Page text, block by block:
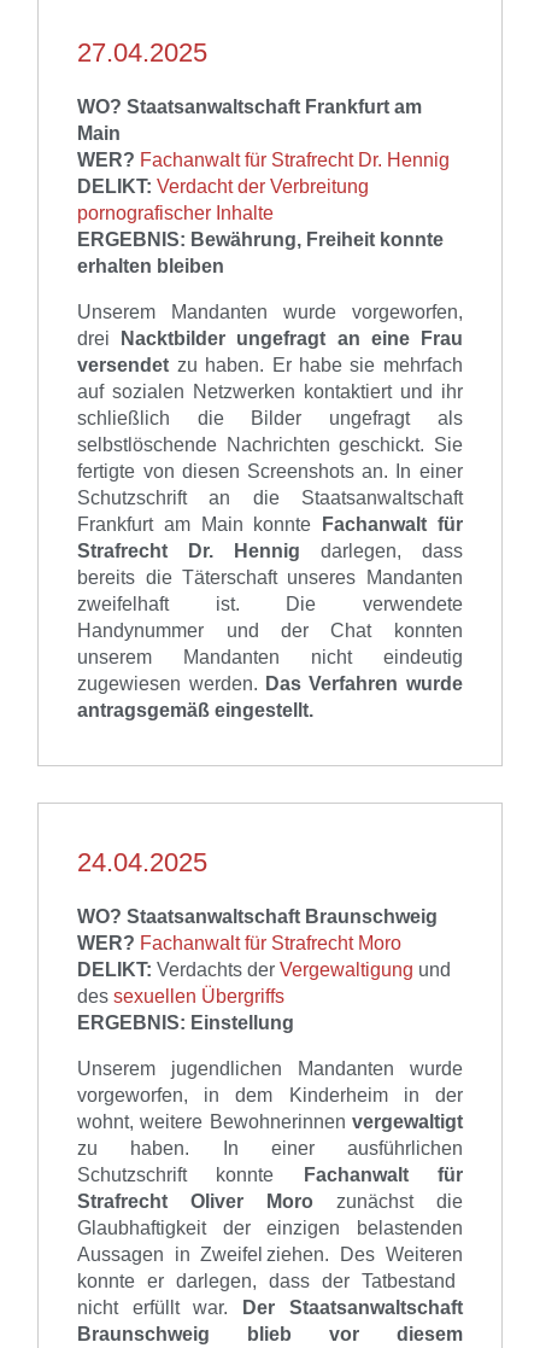
27.04.2025
WO?Staatsanwaltschaft Frankfurt am
Main
WER? Fachanwalt für Strafrecht Dr. Hennig
DELIKT:Verdacht der Verbreitung
pornografischer Inhalte
ERGEBNIS: Bewährung, Freiheit konnte
erhalten bleiben
Unserem Mandanten wurde vorgeworfen,
drei Nacktbilder ungefragt an eine Frau
versendet zu haben. Er habe sie mehrfach
auf sozialen Netzwerken kontaktiert und ihr
schließlich die Bilder ungefragtals
selbstlöschende Nachrichten geschickt. Sie
fertigte von diesen Screenshots an.
In einer
Schutzschrift an die Staatsanwaltschaft
Frankfurt am Main konnte
Fachanwalt für
Strafrecht Dr. Hennig darlegen, dass
bereits die Täterschaft unseres Mandanten
zweifelhaft ist.
Die verwendete
Handynummer und der Chatkonnten
unserem Mandanten nicht eindeutig
zugewiesen werden. Das Verfahren wurde
antragsgemäß eingestellt.
24.04.2025
WO? Staatsanwaltschaft Braunschweig
WER? Fachanwalt für Strafrecht Moro
DELIKT:VerdachtsderVergewaltigung und
dessexuellen Übergriffs
ERGEBNIS: Einstellung
Unserem jugendlichen Mandanten wurde
vorgeworfen, in dem Kinderheim in der
wohnt, weitere Bewohnerinnen vergewaltigt
zu haben.
In einer ausführlichen
Schutzschrift konnte Fachanwalt für
Strafrecht Oliver Moro zunächst die
Glaubhaftigkeit der einzigen belastenden
Aussagen in Zweifel ziehen. Des Weiteren
konnte er darlegen, dass der Tatbestand
nicht erfüllt war.
Der Staatsanwaltschaft
Braunschweig blieb vor diesem